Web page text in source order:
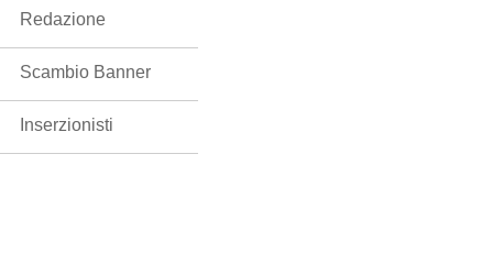
Redazione
Scambio Banner
Inserzionisti